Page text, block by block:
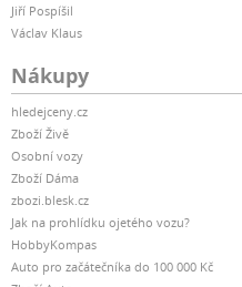
Jiří Pospíšil
Václav Klaus
Nákupy
hledejceny.cz
Zboží Živě
Osobní vozy
Zboží Dáma
zbozi.blesk.cz
Jak na prohlídku ojetého vozu?
HobbyKompas
Auto pro začátečníka do 100 000 Kč